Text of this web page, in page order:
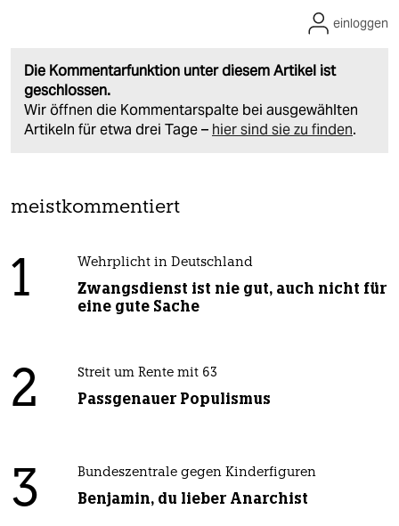
Die Kommentarfunktion unter diesem Artikel ist
geschlossen.
Wir öffnen die Kommentarspalte bei ausgewählten
Artikeln für etwa drei Tage – hier sind sie zu finden.
einloggen
meistkommentiert
1 Wehrplicht in Deutschland
Zwangsdienst ist nie gut, auch nicht für
eine gute Sache
2 Streit um Rente mit 63
Passgenauer Populismus
3 Bundeszentrale gegen Kinderfiguren
Benjamin, du lieber Anarchist